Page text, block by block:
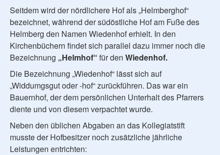
Seitdem wird der nördlichere Hof als „Helmberghof“
bezeichnet, während der südöstliche Hof am Fuße des
Helmberg den Namen Wiedenhof erhielt. In den
Kirchenbüchern findet sich parallel dazu immer noch die
Bezeichnung „Helmhof“ für den Wiedenhof.
Die Bezeichnung „Wiedenhof“ lässt sich auf
„Widdumgsgut oder -hof“ zurückführen. Das war ein
Bauernhof, der dem persönlichen Unterhalt des Pfarrers
diente und von diesem verpachtet wurde.
Neben den üblichen Abgaben an das Kollegiatstift
musste der Hofbesitzer noch zusätzliche jährliche
Leistungen entrichten: